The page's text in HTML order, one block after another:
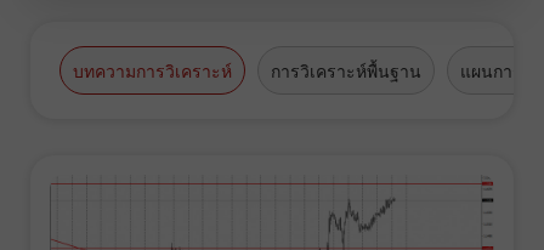
บทความการวิเคราะห์ การวิเคราะห์พื้นฐาน แผนการซื้